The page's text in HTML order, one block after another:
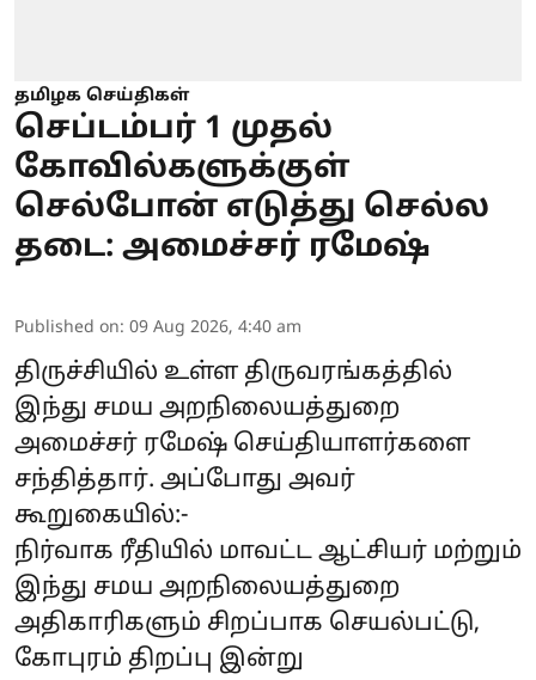
தமிழக செய்திகள்
செப்டம்பர் 1 முதல்
கோவில்களுக்குள்
செல்போன் எடுத்து செல்ல
தடை: அமைச்சர் ரமேஷ்
Published on: 09 Aug 2026, 4:40 am
திருச்சியில் உள்ள திருவரங்கத்தில்
இந்து சமய அறநிலையத்துறை
அமைச்சர் ரமேஷ் செய்தியாளர்களை
சந்தித்தார். அப்போது அவர்
கூறுகையில்:-
நிர்வாக ரீதியில் மாவட்ட ஆட்சியர் மற்றும்
இந்து சமய அறநிலையத்துறை
அதிகாரிகளும் சிறப்பாக செயல்பட்டு,
கோபுரம் திறப்பு இன்று